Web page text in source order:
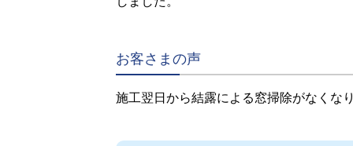
お客さまの声
施工翌日から結露による窓掃除がなくな